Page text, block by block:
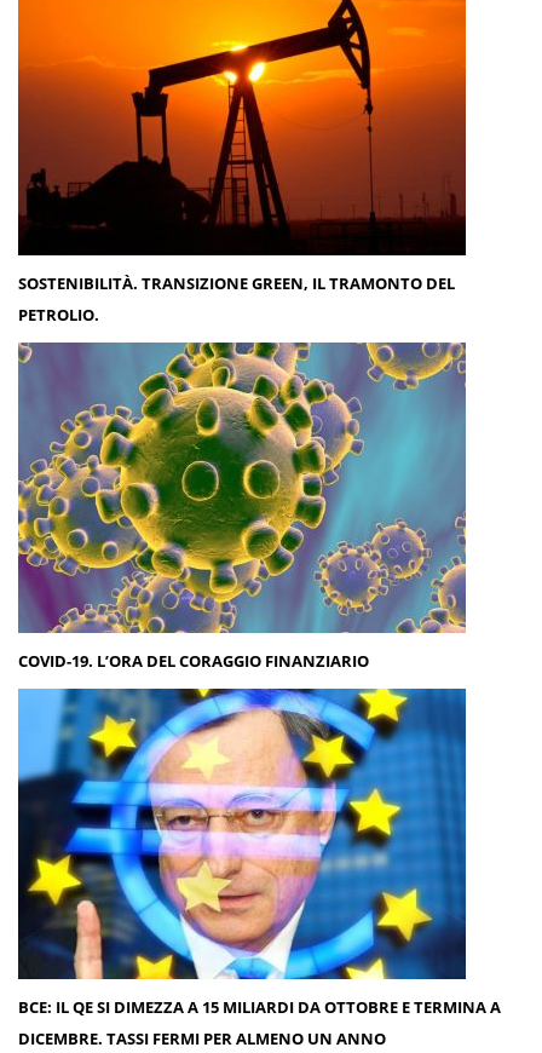
SOSTENIBILITÀ. TRANSIZIONE GREEN, IL TRAMONTO DEL
PETROLIO.
COVID-19. L’ORA DEL CORAGGIO FINANZIARIO
BCE: IL QE SI DIMEZZA A 15 MILIARDI DA OTTOBRE E TERMINA A
DICEMBRE. TASSI FERMI PER ALMENO UN ANNO